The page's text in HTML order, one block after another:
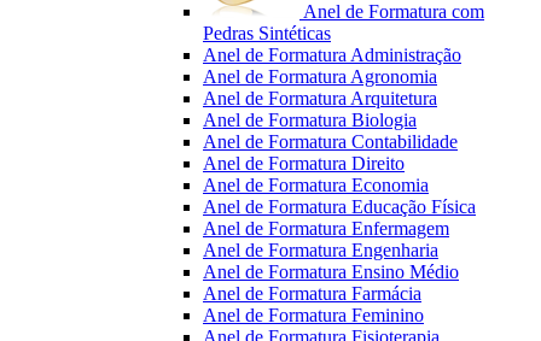
Anel de Formatura com
Pedras Sintéticas
Anel de Formatura Administração
Anel de Formatura Agronomia
Anel de Formatura Arquitetura
Anel de Formatura Biologia
Anel de Formatura Contabilidade
Anel de Formatura Direito
Anel de Formatura Economia
Anel de Formatura Educação Física
Anel de Formatura Enfermagem
Anel de Formatura Engenharia
Anel de Formatura Ensino Médio
Anel de Formatura Farmácia
Anel de Formatura Feminino
Anel de Formatura Fisioterapia